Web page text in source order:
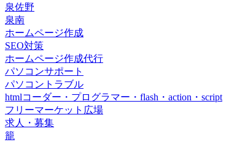
泉佐野
泉南
ホームページ作成
SEO対策
ホームページ作成代行
パソコンサポート
パソコントラブル
htmlコーダー・プログラマー・flash・action・script
フリーマーケット広場
求人・募集
籠